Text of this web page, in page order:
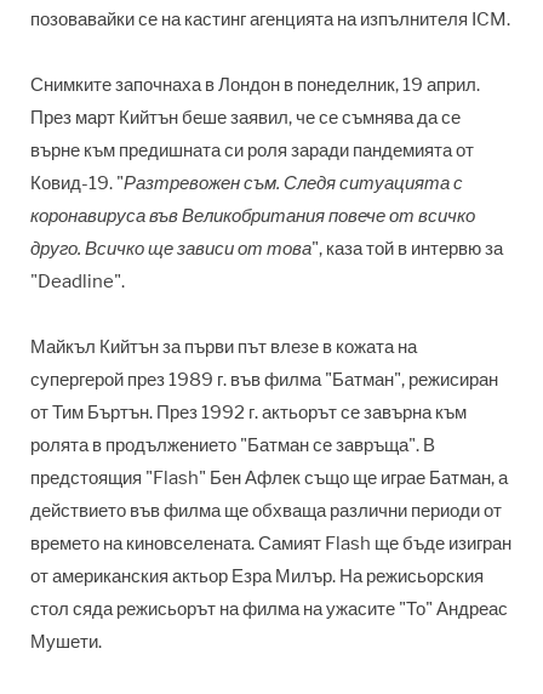
позовавайки се на кастинг агенцията на изпълнителя ICM.
Снимките започнаха в Лондон в понеделник, 19 април.
През март Кийтън беше заявил, че се съмнява да се
върне към предишната си роля заради пандемията от
Ковид-19. "Разтревожен съм. Следя ситуацията с
коронавируса във Великобритания повече от всичко
друго. Всичко ще зависи от това", каза той в интервю за
"Deadline".
Майкъл Кийтън за първи път влезе в кожата на
супергерой през 1989 г. във филма "Батман", режисиран
от Тим ​​Бъртън. През 1992 г. актьорът се завърна към
ролята в продължението "Батман се завръща". В
предстоящия "Flash" Бен Афлек също ще играе Батман, а
действието във филма ще обхваща различни периоди от
времето на киновселената. Самият Flash ще бъде изигран
от американския актьор Езра Милър. На режисьорския
стол сяда режисьорът на филма на ужасите "То" Андреас
Мушети.